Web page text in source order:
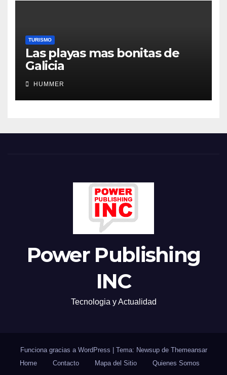
TURISMO
Las playas mas bonitas de
Galicia
HUMMER
Power Publishing
INC
Tecnologia y Actualidad
Funciona gracias a WordPress Tema: Newsup de Themeansar
Home
Contacto Mapa del Sitio Quienes Somos